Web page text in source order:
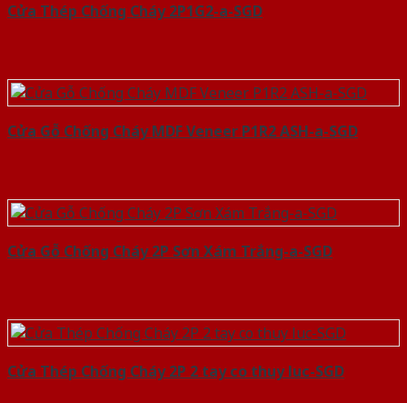
Cửa Thép Chống Cháy 2P1G2-a-SGD
Cửa Gỗ Chống Cháy MDF Veneer P1R2 ASH-a-SGD
Cửa Gỗ Chống Cháy 2P Sơn Xám Trắng-a-SGD
Cửa Thép Chống Cháy 2P 2 tay co thuy luc-SGD